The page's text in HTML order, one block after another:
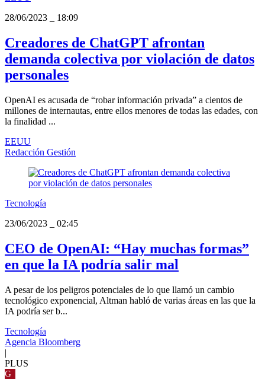
28/06/2023
18:09
Creadores de ChatGPT afrontan
demanda colectiva por violación de datos
personales
OpenAI es acusada de “robar información privada” a cientos de
millones de internautas, entre ellos menores de todas las edades, con
la finalidad ...
EEUU
Redacción Gestión
Tecnología
23/06/2023
02:45
CEO de OpenAI: “Hay muchas formas”
en que la IA podría salir mal
A pesar de los peligros potenciales de lo que llamó un cambio
tecnológico exponencial, Altman habló de varias áreas en las que la
IA podría ser b...
Tecnología
Agencia Bloomberg
|
PLUS
G